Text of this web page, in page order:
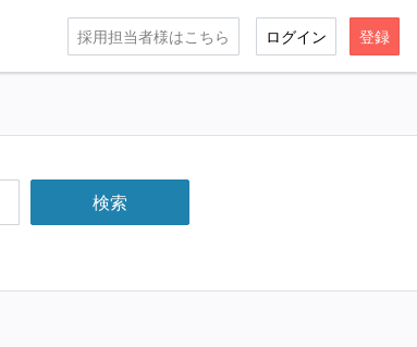
採用担当者様はこちら ログイン 登録